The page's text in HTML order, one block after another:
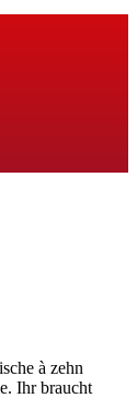
à zehn
Ihr braucht